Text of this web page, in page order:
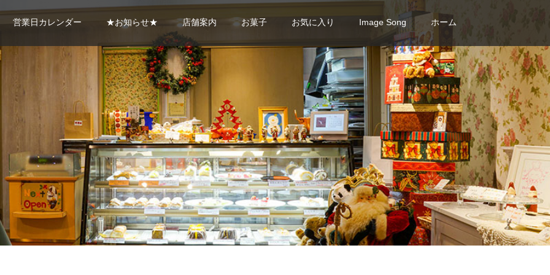
営業日カレンダー ★お知らせ★ 店舗案内 お菓子 お気に入り Image Song ホーム